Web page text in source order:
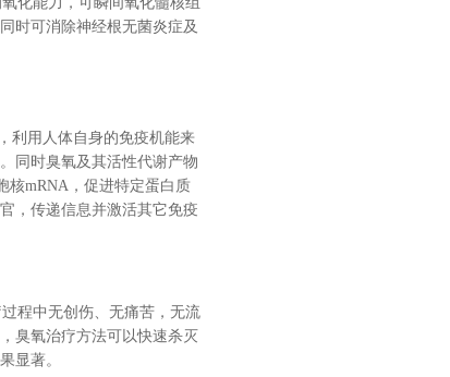
时可消除神经根无菌炎症及
利用人体自身的免疫机能来
同时臭氧及其活性代谢产物
核mRNA，促进特定蛋白质
，传递信息并激活其它免疫
程中无创伤、无痛苦，无流
臭氧治疗方法可以快速杀灭
显著。